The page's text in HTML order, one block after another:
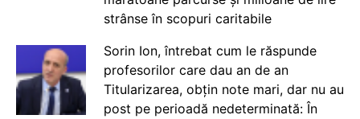
strânse în scopuri caritabile
Sorin Ion, întrebat cum le răspunde
profesorilor care dau an de an
Titularizarea, obțin note mari, dar nu au
post pe perioadă nedeterminată: În